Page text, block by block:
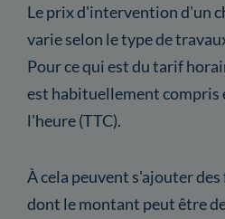
Le prix d'intervention d'un
varie selon le type de
Pour ce qui est du tarif
est habituellement compris
l'heure (TTC).
À cela peuvent s'ajouter
dont le montant peut être